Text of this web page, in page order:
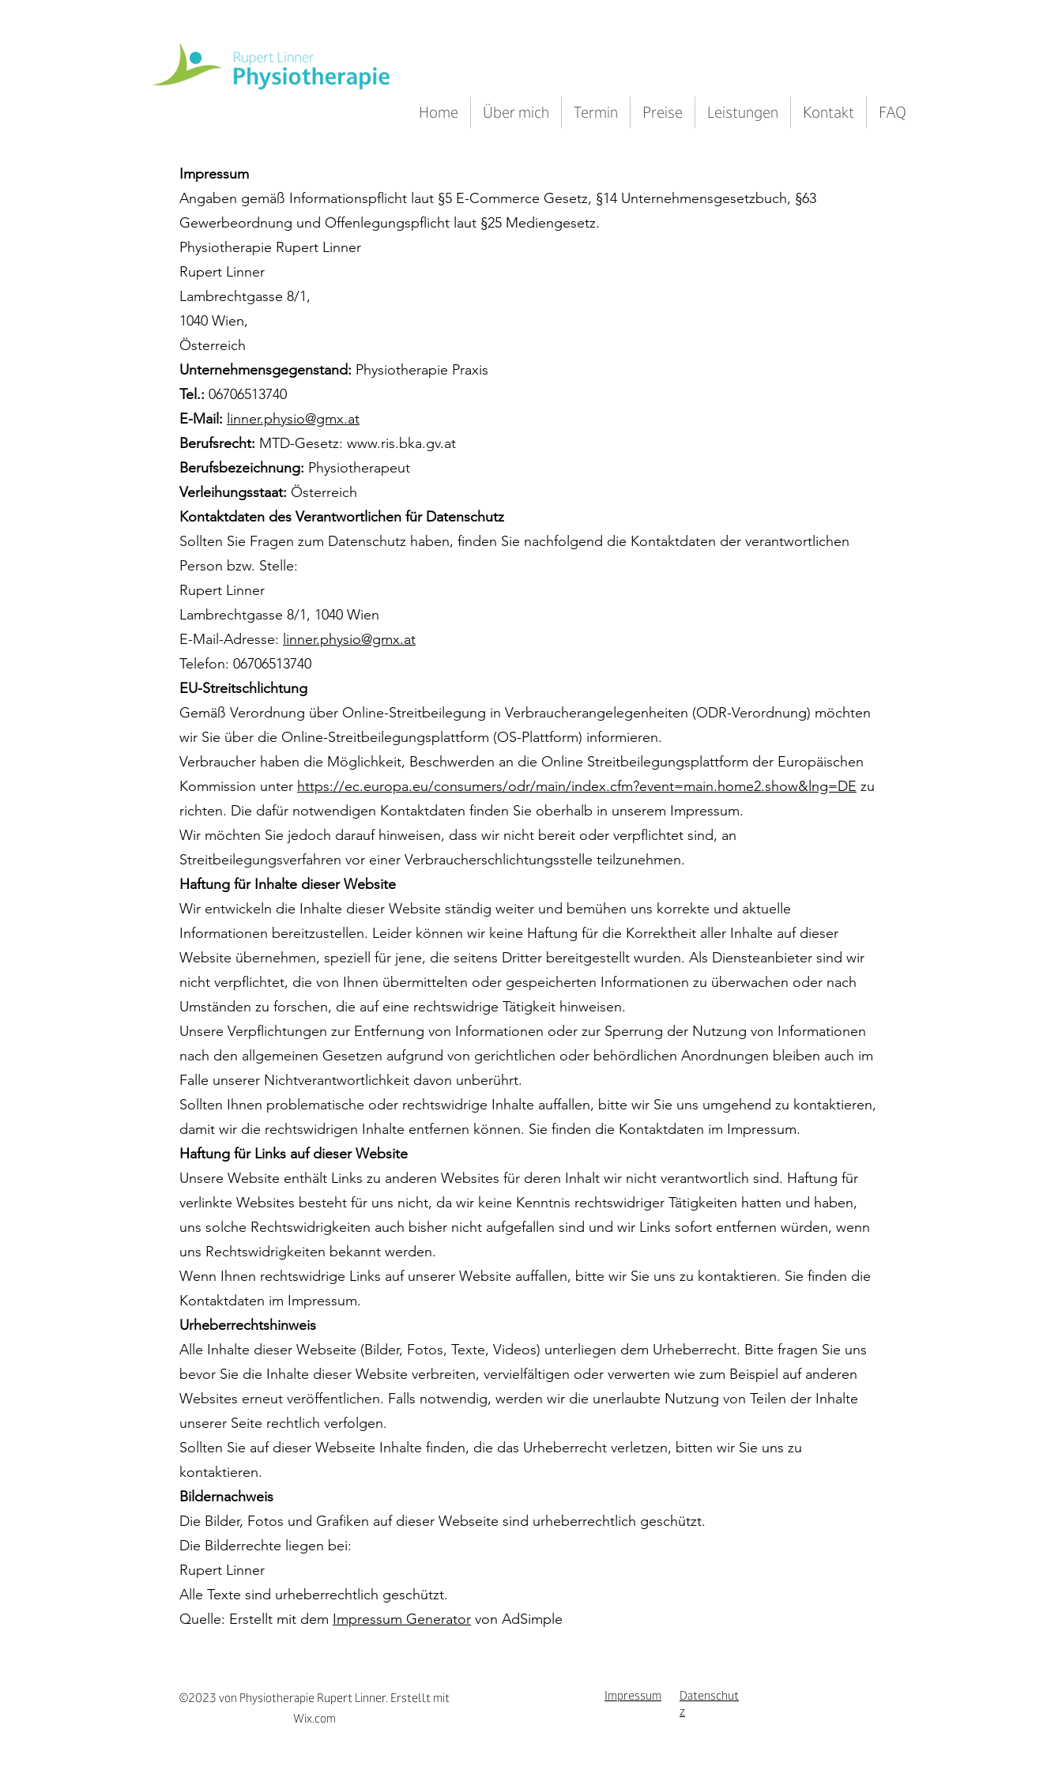
Home Über mich Termin Preise Leistungen Kontakt FAQ
Impressum
Angaben gemäß Informationspflicht laut §5 E-Commerce Gesetz, §14 Unternehmensgesetzbuch, §63
Gewerbeordnung und Offenlegungspflicht laut §25 Mediengesetz.
Physiotherapie Rupert Linner
Rupert Linner
Lambrechtgasse 8/1,
1040 Wien,
Österreich
Unternehmensgegenstand: Physiotherapie Praxis
Tel.: 06706513740
E-Mail: linner.physio@gmx.at
Berufsrecht: MTD-Gesetz: www.ris.bka.gv.at
Berufsbezeichnung: Physiotherapeut
Verleihungsstaat: Österreich
Kontaktdaten des Verantwortlichen für Datenschutz
Sollten Sie Fragen zum Datenschutz haben, finden Sie nachfolgend die Kontaktdaten der verantwortlichen
Person bzw. Stelle:
Rupert Linner
Lambrechtgasse 8/1, 1040 Wien
E-Mail-Adresse: linner.physio@gmx.at
Telefon: 06706513740
EU-Streitschlichtung
Gemäß Verordnung über Online-Streitbeilegung in Verbraucherangelegenheiten (ODR-Verordnung) möchten
wir Sie über die Online-Streitbeilegungsplattform (OS-Plattform) informieren.
Verbraucher haben die Möglichkeit, Beschwerden an die Online Streitbeilegungsplattform der Europäischen
Kommission unter https://ec.europa.eu/consumers/odr/main/index.cfm?event=main.home2.show&lng=DE zu
richten. Die dafür notwendigen Kontaktdaten finden Sie oberhalb in unserem Impressum.
Wir möchten Sie jedoch darauf hinweisen, dass wir nicht bereit oder verpflichtet sind, an
Streitbeilegungsverfahren vor einer Verbraucherschlichtungsstelle teilzunehmen.
Haftung für Inhalte dieser Website
Wir entwickeln die Inhalte dieser Website ständig weiter und bemühen uns korrekte und aktuelle
Informationen bereitzustellen. Leider können wir keine Haftung für die Korrektheit aller Inhalte auf dieser
Website übernehmen, speziell für jene, die seitens Dritter bereitgestellt wurden. Als Diensteanbieter sind wir
nicht verpflichtet, die von Ihnen übermittelten oder gespeicherten Informationen zu überwachen oder nach
Umständen zu forschen, die auf eine rechtswidrige Tätigkeit hinweisen.
Unsere Verpflichtungen zur Entfernung von Informationen oder zur Sperrung der Nutzung von Informationen
nach den allgemeinen Gesetzen aufgrund von gerichtlichen oder behördlichen Anordnungen bleiben auch im
Falle unserer Nichtverantwortlichkeit davon unberührt.
Sollten Ihnen problematische oder rechtswidrige Inhalte auffallen, bitte wir Sie uns umgehend zu kontaktieren,
damit wir die rechtswidrigen Inhalte entfernen können. Sie finden die Kontaktdaten im Impressum.
Haftung für Links auf dieser Website
Unsere Website enthält Links zu anderen Websites für deren Inhalt wir nicht verantwortlich sind. Haftung für
verlinkte Websites besteht für uns nicht, da wir keine Kenntnis rechtswidriger Tätigkeiten hatten und haben,
uns solche Rechtswidrigkeiten auch bisher nicht aufgefallen sind und wir Links sofort entfernen würden, wenn
uns Rechtswidrigkeiten bekannt werden.
Wenn Ihnen rechtswidrige Links auf unserer Website auffallen, bitte wir Sie uns zu kontaktieren. Sie finden die
Kontaktdaten im Impressum.
Urheberrechtshinweis
Alle Inhalte dieser Webseite (Bilder, Fotos, Texte, Videos) unterliegen dem Urheberrecht. Bitte fragen Sie uns
bevor Sie die Inhalte dieser Website verbreiten, vervielfältigen oder verwerten wie zum Beispiel auf anderen
Websites erneut veröffentlichen. Falls notwendig, werden wir die unerlaubte Nutzung von Teilen der Inhalte
unserer Seite rechtlich verfolgen.
Sollten Sie auf dieser Webseite Inhalte finden, die das Urheberrecht verletzen, bitten wir Sie uns zu
kontaktieren.
Bildernachweis
Die Bilder, Fotos und Grafiken auf dieser Webseite sind urheberrechtlich geschützt.
Die Bilderrechte liegen bei:
Rupert Linner
Alle Texte sind urheberrechtlich geschützt.
Quelle: Erstellt mit dem Impressum Generator von AdSimple
©2023 von Physiotherapie Rupert Linner. Erstellt mit
Wix.com
Impressum
Datenschut
z